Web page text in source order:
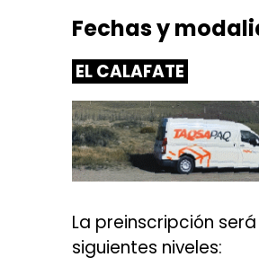
Fechas y
EL CALAFATE
La preinscripción
siguientes niveles: